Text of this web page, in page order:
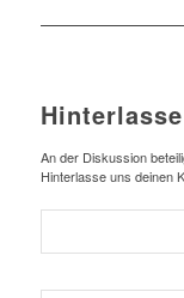
An der Diskussion
Hinterlasse uns deinen